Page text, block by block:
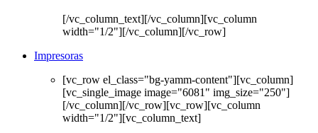
[/vc_column_text][/vc_column][vc_column
width="1/2"][/vc_column][/vc_row]
Impresoras
[vc_row el_class="bg-yamm-content"][vc_column]
[vc_single_image image="6081" img_size="250"]
[/vc_column][/vc_row][vc_row][vc_column
width="1/2"][vc_column_text]